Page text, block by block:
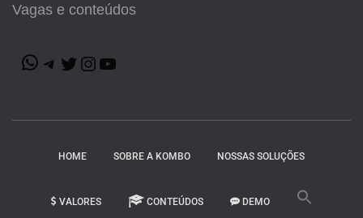
Vagas e conteúdos
HOME SOBRE A KOMBO NOSSAS SOLUÇÕES
VALORES CONTEÚDOS DEMO